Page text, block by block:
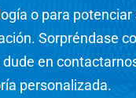
o para potenciar
Sorpréndase
en
personalizada.